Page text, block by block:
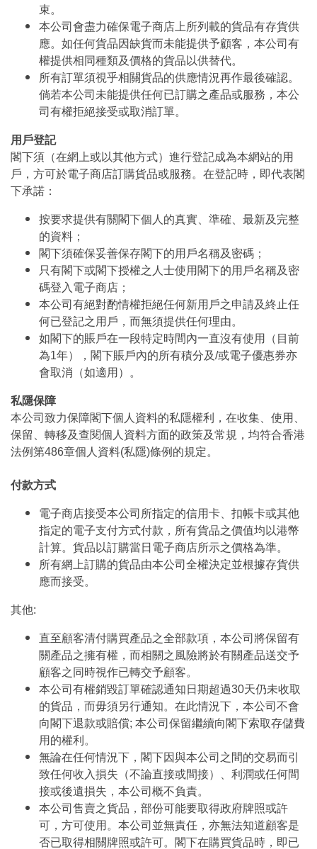
束。
本公司會盡力確保電子商店上所列載的貨品有存貨供
應。如任何貨品因缺貨而未能提供予顧客，本公司有
權提供相同種類及價格的貨品以供替代。
所有訂單須視乎相關貨品的供應情況再作最後確認。
倘若本公司未能提供任何已訂購之產品或服務，本公
司有權拒絕接受或取消訂單。
用戶登記
閣下須（在網上或以其他方式）進行登記成為本網站的用
戶，方可於電子商店訂購貨品或服務。在登記時，即代表閣
下承諾：
按要求提供有關閣下個人的真實、準確、最新及完整
的資料；
閣下須確保妥善保存閣下的用戶名稱及密碼；
只有閣下或閣下授權之人士使用閣下的用戶名稱及密
碼登入電子商店；
本公司有絕對酌情權拒絕任何新用戶之申請及終止任
何已登記之用戶，而無須提供任何理由。
如閣下的賬戶在一段特定時間內一直沒有使用（目前
為1年），閣下賬戶內的所有積分及/或電子優惠券亦
會取消（如適用）。
私隱保障
本公司致力保障閣下個人資料的私隱權利，在收集、使用、
保留、轉移及查閱個人資料方面的政策及常規，均符合香港
法例第486章個人資料(私隱)條例的規定。
付款方式
電子商店接受本公司所指定的信用卡、扣帳卡或其他
指定的電子支付方式付款，所有貨品之價值均以港幣
計算。貨品以訂購當日電子商店所示之價格為準。
所有網上訂購的貨品由本公司全權決定並根據存貨供
應而接受。
其他:
直至顧客清付購買產品之全部款項，本公司將保留有
關產品之擁有權，而相關之風險將於有關產品送交予
顧客之同時視作已轉交予顧客。
本公司有權銷毀訂單確認通知日期超過30天仍未收取
的貨品，而毋須另行通知。在此情況下，本公司不會
向閣下退款或賠償; 本公司保留繼續向閣下索取存儲費
用的權利。
無論在任何情況下，閣下因與本公司之間的交易而引
致任何收入損失（不論直接或間接）、利潤或任何間
接或後遺損失，本公司概不負責。
本公司售賣之貨品，部份可能要取得政府牌照或許
可，方可使用。本公司並無責任，亦無法知道顧客是
否已取得相關牌照或許可。閣下在購買貨品時，即已